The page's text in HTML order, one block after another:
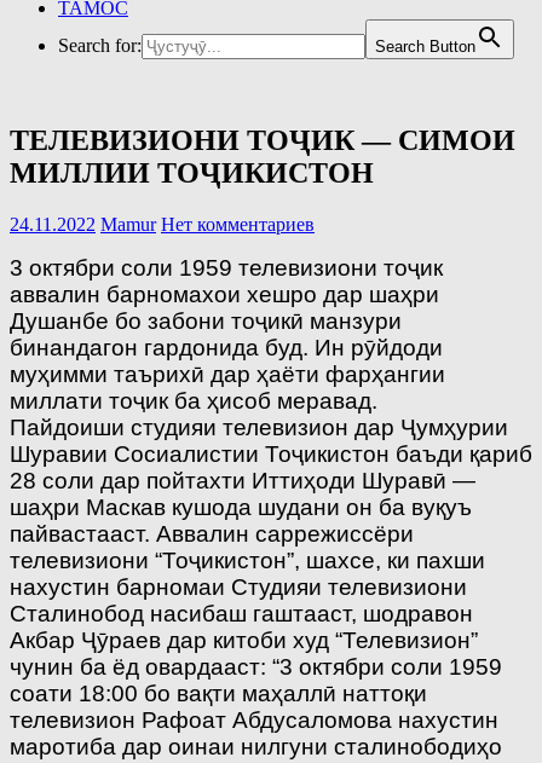
ТАМОС
Search for:
Search Button
ТЕЛЕВИЗИОНИ ТОҶИК — СИМОИ
МИЛЛИИ ТОҶИКИСТОН
24.11.2022 Mamur Нет комментариев
3 октябри соли 1959 телевизиони тоҷик
аввалин барномахои хешро дар шаҳри
Душанбе бо забони тоҷикӣ манзури
бинандагон гардонида буд. Ин рӯйдоди
муҳимми таърихӣ дар ҳаёти фарҳангии
миллати тоҷик ба ҳисоб меравад.
Пайдоиши студияи телевизион дар Ҷумҳурии
Шуравии Сосиалистии Тоҷикистон баъди қариб
28 соли дар пойтахти Иттиҳоди Шуравӣ —
шаҳри Маскав кушода шудани он ба вуқуъ
пайвастааст. Аввалин саррежиссёри
телевизиони “Тоҷикистон”, шахсе, ки пахши
нахустин барномаи Студияи телевизиони
Сталинобод насибаш гаштааст, шодравон
Акбар Ҷӯраев дар китоби худ “Телевизион”
чунин ба ёд овардааст: “3 октябри соли 1959
соати 18:00 бо вақти маҳаллӣ наттоқи
телевизион Рафоат Абдусаломова нахустин
маротиба дар оинаи нилгуни сталинободиҳо